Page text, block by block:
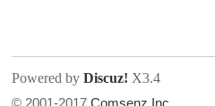
Powered byDiscuz! X3.4
© 2001-2017Comsenz Inc.